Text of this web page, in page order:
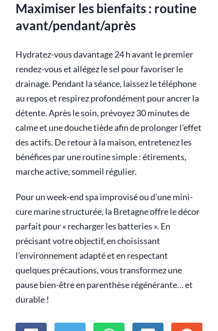
Maximiser les bienfaits : routine
avant/pendant/après
Hydratez-vous davantage 24 h avant le premier
rendez-vous et allégez le sel pour favoriser le
drainage. Pendant la séance, laissez le téléphone
au repos et respirez profondément pour ancrer la
détente. Après le soin, prévoyez 30 minutes de
calme et une douche tiède afin de prolonger l’effet
des actifs. De retour à la maison, entretenez les
bénéfices par une routine simple : étirements,
marche active, sommeil régulier.
Pour un week-end spa improvisé ou d’une mini-
cure marine structurée, la Bretagne offre le décor
parfait pour « recharger les batteries ». En
précisant votre objectif, en choisissant
l’environnement adapté et en respectant
quelques précautions, vous transformez une
pause bien-être en parenthèse régénérante… et
durable !